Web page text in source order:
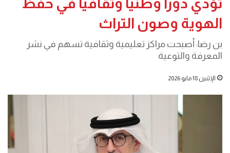
تؤدي دوراً وطنياً وثقافياً في حفظ
الهوية وصون التراث
بن رضا: أصبحت مراكز تعليمية وثقافية تسهم في نشر
المعرفة والتوعية
الإثنين 18 مايو 2026